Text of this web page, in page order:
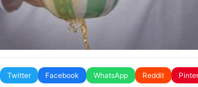
Twitter Facebook WhatsApp Reddit